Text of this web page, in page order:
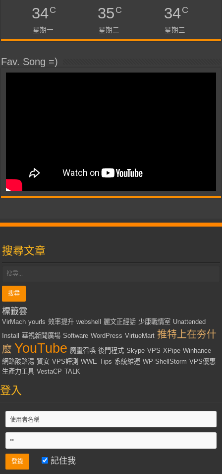
34C
星期一
35C
星期二
34C
星期三
Fav. Song =)
搜尋文章
標籤雲
VirMach yourls 效率提升 webshell 麗文正經話 少康戰情室 Unattended
Install
華視新聞廣場 Software WordPress VirtueMart 推特上在夯什
麼 YouTube 魔靈召喚 後門程式 Skype VPS XPipe Winhance
網路酸路湯 資安 VPS評測 WWE Tips 系統維運 WP-ShellStorm VPS優惠
生產力工具 VestaCP TALK
登入
記住我